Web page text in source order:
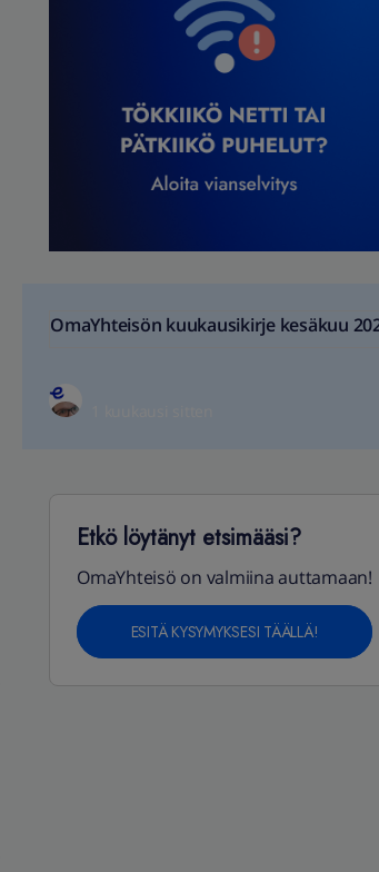
OmaYhteisön kuukausikirje kesäkuu
Etkö löytänyt etsimääsi?
OmaYhteisö on valmiina auttamaan!
ESITÄ KYSYMYKSESI TÄÄLLÄ!